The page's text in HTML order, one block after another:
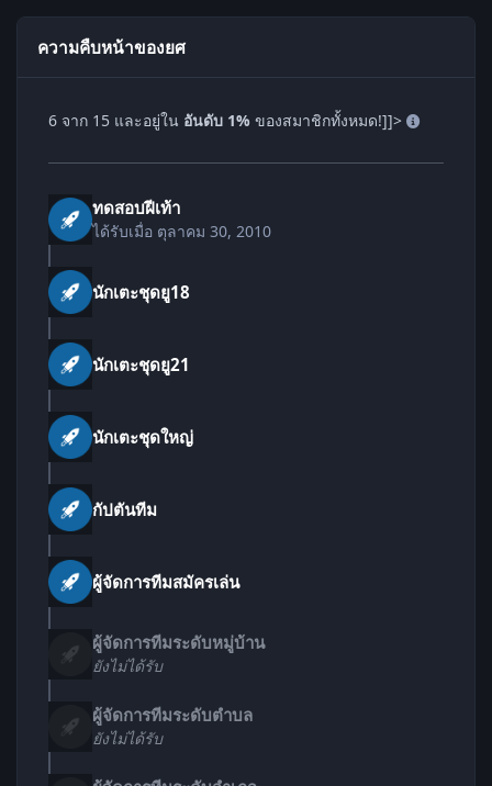
ความคืบหน้าของยศ
6 จาก 15 และอยู่ใน อันดับ 1% ของสมาชิกทั้งหมด!]]>
ทดสอบฝีเท้า
ได้รับเมื่อ ตุลาคม 30, 2010
นักเตะชุดยู18
นักเตะชุดยู21
นักเตะชุดใหญ่
กัปตันทีม
ผู้จัดการทีมสมัครเล่น
ผู้จัดการทีมระดับหมู่บ้าน
ยังไม่ได้รับ
ผู้จัดการทีมระดับตำบล
ยังไม่ได้รับ